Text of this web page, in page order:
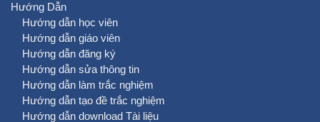
Hướng Dẫn
Hướng dẫn học viên
Hướng dẫn giáo viên
Hướng dẫn đăng ký
Hướng dẫn sửa thông tin
Hướng dẫn làm trắc nghiệm
Hướng dẫn tạo đề trắc nghiệm
Hướng dẫn download Tài liệu